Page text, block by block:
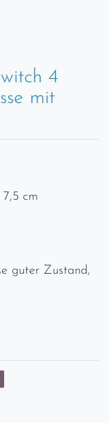
4
mit
cm
guter Zustand,